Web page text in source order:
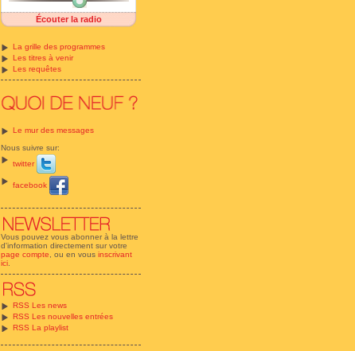
Écouter la radio
La grille des programmes
Les titres à venir
Les requêtes
Le mur des messages
Nous suivre sur:
twitter
facebook
Vous pouvez vous abonner à la lettre
d'information directement sur votre
page compte , ou en vous inscrivant
ici
RSS Les news
RSS Les nouvelles entrées
RSS La playlist